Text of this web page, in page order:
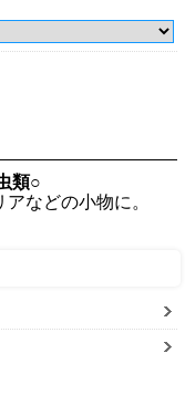
類○
などの小物に。